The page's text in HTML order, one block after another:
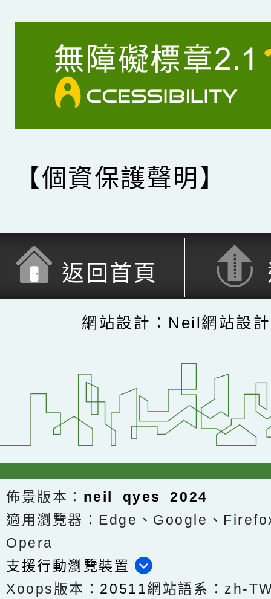
【個資保護聲明】
返回首頁
網站設計：Neil網站設
佈景版本： neil_qyes_2024
適用瀏覽器：Edge、Google、
Opera
支援行動瀏覽裝置
Xoops版本： 20511網站語系：zh-